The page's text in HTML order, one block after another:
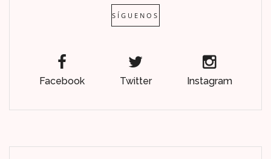
SÍGUENOS
Facebook Twitter Instagram